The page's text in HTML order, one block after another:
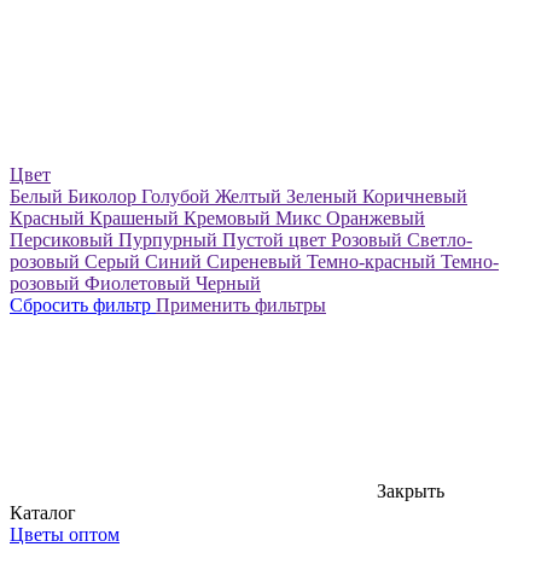
Цвет
Белый Биколор Голубой Желтый Зеленый Коричневый
Красный Крашеный Кремовый Микс Оранжевый
Персиковый Пурпурный Пустой цвет Розовый Светло-
розовый Серый Синий Сиреневый Темно-красный Темно-
розовый Фиолетовый Черный
Сбросить фильтр Применить фильтры
Закрыть
Каталог
Цветы оптом